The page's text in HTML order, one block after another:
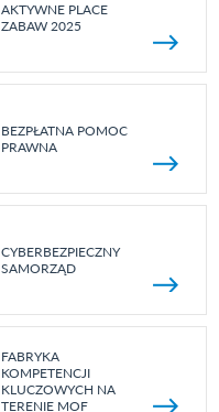
AKTYWNE PLACE
ZABAW 2025
BEZPŁATNA POMOC
PRAWNA
CYBERBEZPIECZNY
SAMORZĄD
FABRYKA
KOMPETENCJI
KLUCZOWYCH NA
TERENIE MOF